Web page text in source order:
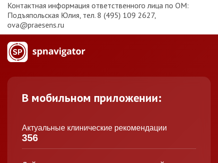
Контактная информация ответственного лица по ОМ:
Подъяпольская Юлия, тел. 8 (495) 109 2627,
ova@praesens.ru
В мобильном приложении:
Актуальные клинические рекомендации
356